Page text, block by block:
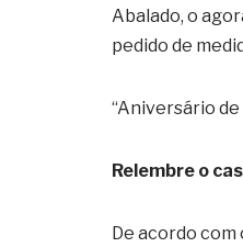
Abalado, o
pedido de
“Aniversário de
Relembre o
De acordo